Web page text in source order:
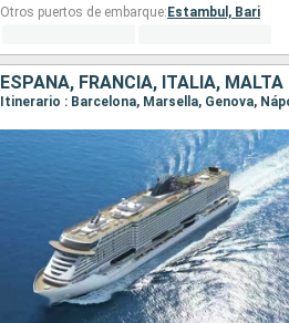
Otros puertos de embarque: Estambul, Bari
ESPAÑA, FRANCIA, ITALIA, MALTA
Itinerario : Barcelona, Marsella, Genova,